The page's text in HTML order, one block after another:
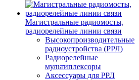
Магистральные радиомосты,
радиорелейные линии связи
Высокопроизводительные
радиоустройства (РРЛ)
Радиорелейные
мультиплексоры
Аксессуары для РРЛ